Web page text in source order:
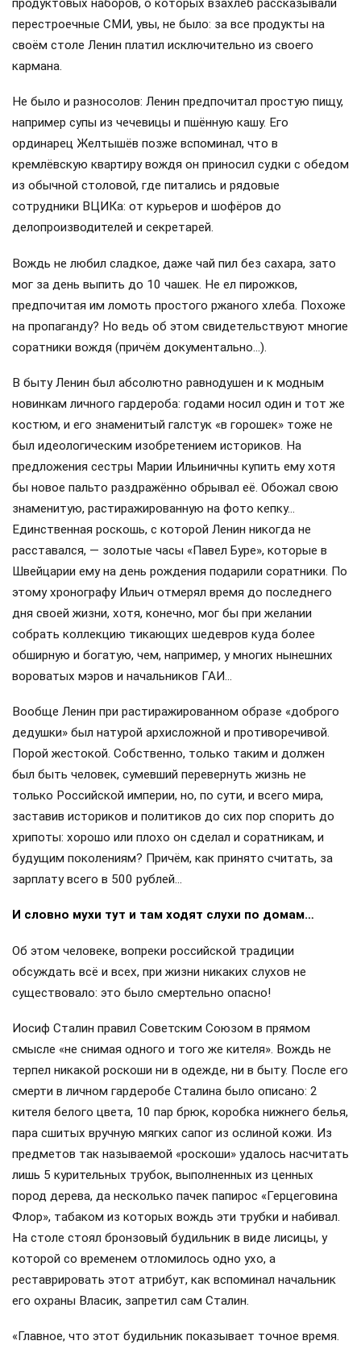
продуктовых наборов, о которых взахлёб рассказывали
перестроечные СМИ, увы, не было: за все продукты на
своём столе Ленин платил исключительно из своего
кармана.
Не было и разносолов: Ленин предпочитал простую пищу,
например супы из чечевицы и пшённую кашу. Его
ординарец Желтышёв позже вспоминал, что в
кремлёвскую квартиру вождя он приносил судки с обедом
из обычной столовой, где питались и рядовые
сотрудники ВЦИКа: от курьеров и шофёров до
делопроизводителей и секретарей.
Вождь не любил сладкое, даже чай пил без сахара, зато
мог за день выпить до 10 чашек. Не ел пирожков,
предпочитая им ломоть простого ржаного хлеба. Похоже
на пропаганду? Но ведь об этом свидетельствуют многие
соратники вождя (причём документально…).
В быту Ленин был абсолютно равнодушен и к модным
новинкам личного гардероба: годами носил один и тот же
костюм, и его знаменитый галстук «в горошек» тоже не
был идеологическим изобретением историков. На
предложения сестры Марии Ильиничны купить ему хотя
бы новое пальто раздражённо обрывал её. Обожал свою
знаменитую, растиражированную на фото кепку…
Единственная роскошь, с которой Ленин никогда не
расставался, — золотые часы «Павел Буре», которые в
Швейцарии ему на день рождения подарили соратники. По
этому хронографу Ильич отмерял время до последнего
дня своей жизни, хотя, конечно, мог бы при желании
собрать коллекцию тикающих шедевров куда более
обширную и богатую, чем, например, у многих нынешних
вороватых мэров и начальников ГАИ…
Вообще Ленин при растиражированном образе «доброго
дедушки» был натурой архисложной и противоречивой.
Порой жестокой. Собственно, только таким и должен
был быть человек, сумевший перевернуть жизнь не
только Российской империи, но, по сути, и всего мира,
заставив историков и политиков до сих пор спорить до
хрипоты: хорошо или плохо он сделал и соратникам, и
будущим поколениям? Причём, как принято считать, за
зарплату всего в 500 рублей…
И словно мухи тут и там ходят слухи по домам…
Об этом человеке, вопреки российской традиции
обсуждать всё и всех, при жизни никаких слухов не
существовало: это было смертельно опасно!
Иосиф Сталин правил Советским Союзом в прямом
смысле «не снимая одного и того же кителя». Вождь не
терпел никакой роскоши ни в одежде, ни в быту. После его
смерти в личном гардеробе Сталина было описано: 2
кителя белого цвета, 10 пар брюк, коробка нижнего белья,
пара сшитых вручную мягких сапог из ослиной кожи. Из
предметов так называемой «роскоши» удалось насчитать
лишь 5 курительных трубок, выполненных из ценных
пород дерева, да несколько пачек папирос «Герцеговина
Флор», табаком из которых вождь эти трубки и набивал.
На столе стоял бронзовый будильник в виде лисицы, у
которой со временем отломилось одно ухо, а
реставрировать этот атрибут, как вспоминал начальник
его охраны Власик, запретил сам Сталин.
«Главное, что этот будильник показывает точное время.